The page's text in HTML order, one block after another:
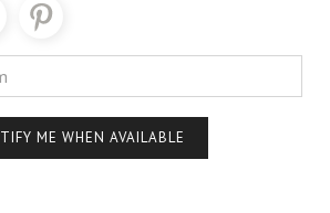
ME WHEN AVAILABLE